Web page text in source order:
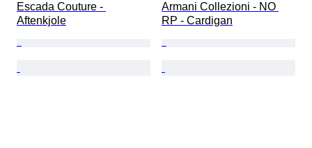
Escada Couture -
Aftenkjole
Armani Collezioni - NO
RP - Cardigan